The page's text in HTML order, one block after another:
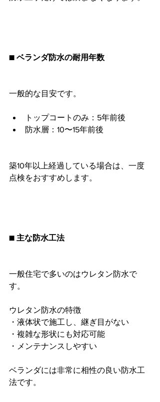
■ ベランダ防水の耐用年数
一般的な目安です。
トップコートのみ：5年前後
防水層：10〜15年前後
築10年以上経過している場合は、一度
点検をおすすめします。
■ 主な防水工法
一般住宅で多いのはウレタン防水で
す。
ウレタン防水の特徴
・液体状で施工し、継ぎ目がない
・複雑な形状にも対応可能
・メンテナンスしやすい
ベランダには非常に相性の良い防水工
法です。